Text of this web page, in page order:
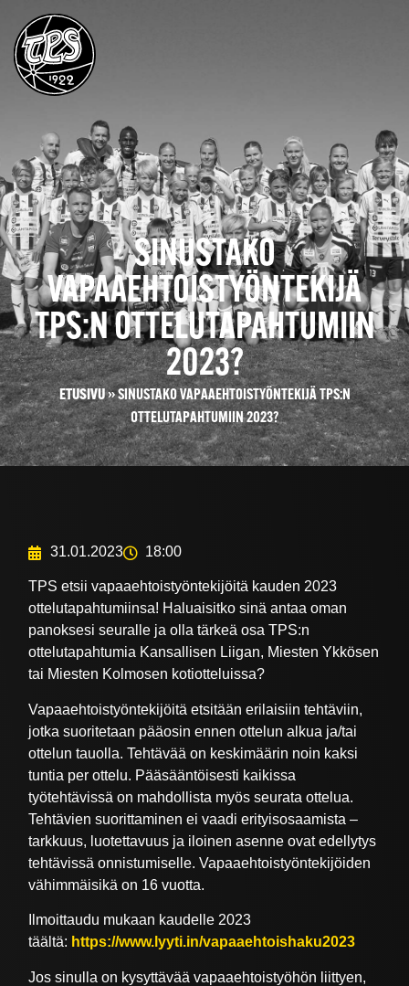
SINUSTAKO
VAPAAEHTOISTYÖNTEKIJÄ
TPS:N OTTELUTAPAHTUMIIN
2023?
ETUSIVU»SINUSTAKO VAPAAEHTOISTYÖNTEKIJÄ TPS:N
OTTELUTAPAHTUMIIN 2023?
31.01.2023 18:00
TPS etsii vapaaehtoistyöntekijöitä kauden 2023
ottelutapahtumiinsa! Haluaisitko sinä antaa oman
panoksesi seuralle ja olla tärkeä osa TPS:n
ottelutapahtumia Kansallisen Liigan, Miesten Ykkösen
tai Miesten Kolmosen kotiotteluissa?
Vapaaehtoistyöntekijöitä etsitään erilaisiin tehtäviin,
jotka suoritetaan pääosin ennen ottelun alkua ja/tai
ottelun tauolla. Tehtävää on keskimäärin noin kaksi
tuntia per ottelu. Pääsääntöisesti kaikissa
työtehtävissä on mahdollista myös seurata ottelua.
Tehtävien suorittaminen ei vaadi erityisosaamista –
tarkkuus, luotettavuus ja iloinen asenne ovat edellytys
tehtävissä onnistumiselle. Vapaaehtoistyöntekijöiden
vähimmäisikä on 16 vuotta.
Ilmoittaudu mukaan kaudelle 2023
täältä: https://www.lyyti.in/vapaaehtoishaku2023
Jos sinulla on kysyttävää vapaaehtoistyöhön liittyen,